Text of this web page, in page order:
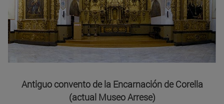
Antiguo convento de la Encarnación de Corella
(actual Museo Arrese)